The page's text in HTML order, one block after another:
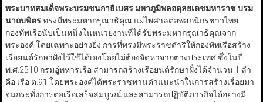
พระบาทสมเด็จพระบรมชนกาธิเบศร มหาภูมิพลอดุลยเดชมหาราช บรม
นาถบพิตรทรงมีพระมหากรุณาธิคุณ แผ่ไพศาลต่อพสกนิกรชาวไทย
กองทัพเรือนับเป็นหนึ่งในหน่วยงานที่ได้รับพระมหากรุณาธิคุณจาก
พระองค์ โดยเฉพาะอย่างยิ่ง การที่ทรงมีพระราชดำริให้กองทัพเรือสร้าง
เรือยนต์รักษาฝั่งไว้ใช้ได้เองโดยไม่ต้องจัดหาจากต่างประเทศ ซึ่งในปี
พ.ศ.2510 กรมอู่ทหารเรือ สามารถสร้างเรือยนต์รักษาฝั่งได้จำนวน 1 ลำ
คือ เรือ ต.91 โดยพระองค์ได้พระราชทานคำแนะนำในการสร้างเรื่อยมา
จนกระทั่งการต่อเรือเสร็จสมบูรณ์ และสามารถปฏิบัติภารกิจได้อย่างมี